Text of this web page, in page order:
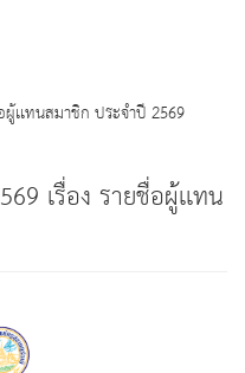
เเทนสมาชิก ประจำปี 2569
เรื่อง รายชื่อผู้เเทน